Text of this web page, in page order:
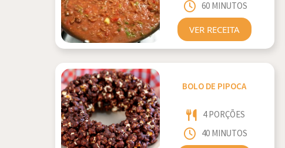
60 MINUTOS
VER RECEITA
BOLO DE PIPOCA
4 PORÇÕES
40 MINUTOS